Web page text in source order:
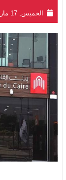
الخميس, 17 مارس 2022